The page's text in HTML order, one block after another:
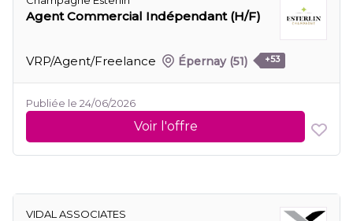
Agent Commercial Indépendant (H/F)
VRP/Agent/Freelance Épernay (51) +53
Publiée le 24/06/2026
Voir l'offre
VIDAL ASSOCIATES